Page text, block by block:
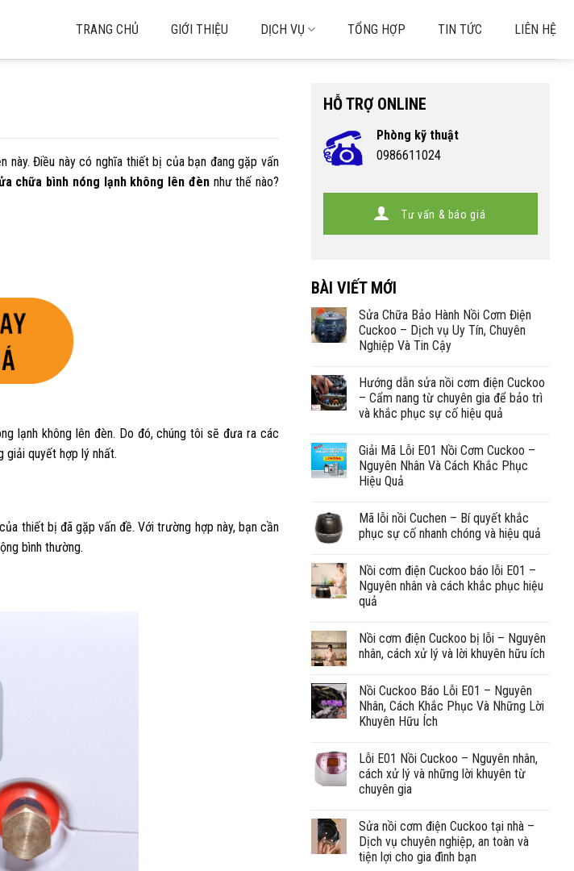
TRANG CHỦ GIỚI THIỆU DỊCH VỤ TỔNG HỢP TIN TỨC LIÊN HỆ
Điều này có nghĩa thiết bị của bạn đang gặp vấn
chữa bình nóng lạnh không lên đènnhư thế nào?
lạnh không lên đèn. Do đó, chúng tôi sẽ đưa ra các
giải quyết hợp lý nhất.
thiết bị đã gặp vấn đề. Với trường hợp này, bạn cần
bình thường.
HỖ TRỢ ONLINE
Phòng kỹ thuật
0986611024
Tư vấn & báo giá
BÀI VIẾT MỚI
Sửa Chữa Bảo Hành Nồi Cơm Điện
Cuckoo – Dịch vụ Uy Tín, Chuyên
Nghiệp Và Tin Cậy
Hướng dẫn sửa nồi cơm điện Cuckoo
– Cẩm nang từ chuyên gia để bảo trì
và khắc phục sự cố hiệu quả
Giải Mã Lỗi E01 Nồi Cơm Cuckoo –
Nguyên Nhân Và Cách Khắc Phục
Hiệu Quả
Mã lỗi nồi Cuchen – Bí quyết khắc
phục sự cố nhanh chóng và hiệu quả
Nồi cơm điện Cuckoo báo lỗi E01 –
Nguyên nhân và cách khắc phục hiệu
quả
Nồi cơm điện Cuckoo bị lỗi – Nguyên
nhân, cách xử lý và lời khuyên hữu ích
Nồi Cuckoo Báo Lỗi E01 – Nguyên
Nhân, Cách Khắc Phục Và Những Lời
Khuyên Hữu Ích
Lỗi E01 Nồi Cuckoo – Nguyên nhân,
cách xử lý và những lời khuyên từ
chuyên gia
Sửa nồi cơm điện Cuckoo tại nhà –
Dịch vụ chuyên nghiệp, an toàn và
tiện lợi cho gia đình bạn